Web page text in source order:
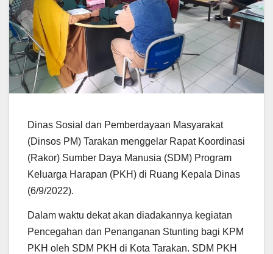
Dinas Sosial dan Pemberdayaan Masyarakat
(Dinsos PM) Tarakan menggelar Rapat Koordinasi
(Rakor) Sumber Daya Manusia (SDM) Program
Keluarga Harapan (PKH) di Ruang Kepala Dinas
(6/9/2022).
Dalam waktu dekat akan diadakannya kegiatan
Pencegahan dan Penanganan Stunting bagi KPM
PKH oleh SDM PKH di Kota Tarakan. SDM PKH